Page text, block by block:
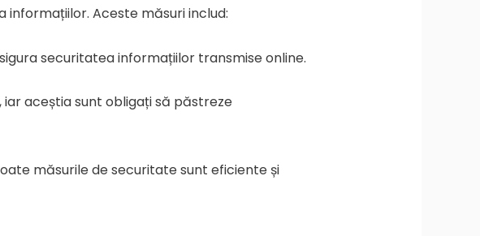
Aceste măsuri includ:
securitatea informațiilor transmise online.
aceștia sunt obligați să păstreze
măsurile de securitate sunt eficiente și